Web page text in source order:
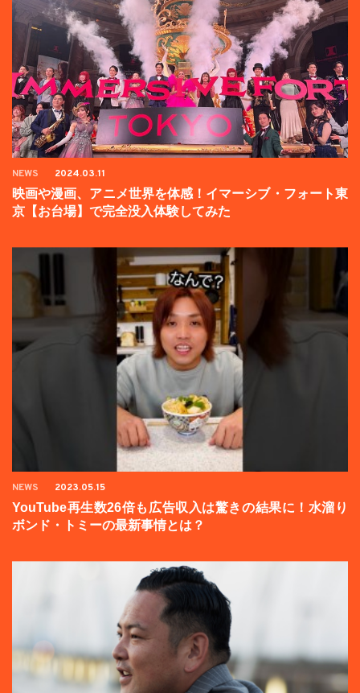
NEWS 2024.03.11
映画や漫画、アニメ世界を体感！イマーシブ・フォート東
京【お台場】で完全没入体験してみた
NEWS 2023.05.15
YouTube再生数26倍も広告収入は驚きの結果に！水溜り
ボンド・トミーの最新事情とは？